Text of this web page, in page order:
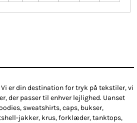
er din destination for tryk på tekstiler, vi
der passer til enhver lejlighed. Uanset
sweatshirts, caps, bukser,
jakker, krus, forklæder, tanktops,